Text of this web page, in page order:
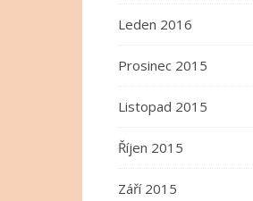
Leden 2016
Prosinec 2015
Listopad 2015
Říjen 2015
Září 2015